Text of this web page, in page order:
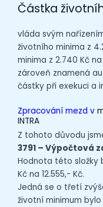
Částka
vláda svým
životního minima z
minima z 2.740 Kč
zároveň znamená
částky při exekuci a
Zpracování mezd v
INTRA
Z tohoto důvodu
3791 – Výpočtová
Hodnota této složky
Kč na 12.555,- Kč.
Jedná se o třetí
životní minimum